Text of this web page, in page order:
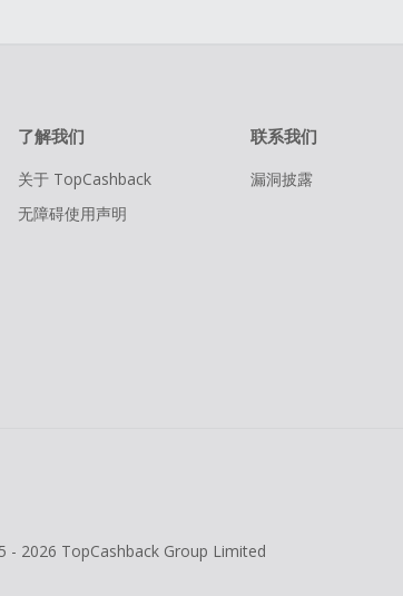
了解我们
关于 TopCashback
无障碍使用声明
联系我们
漏洞披露
- 2026 TopCashback Group Limited